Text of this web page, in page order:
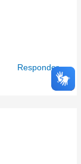
Responder